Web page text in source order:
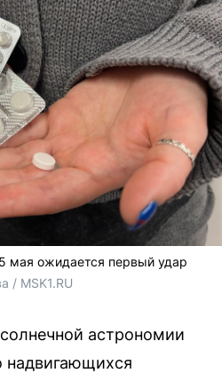
мая ожидается первый удар
/ MSK1.RU
астрономии